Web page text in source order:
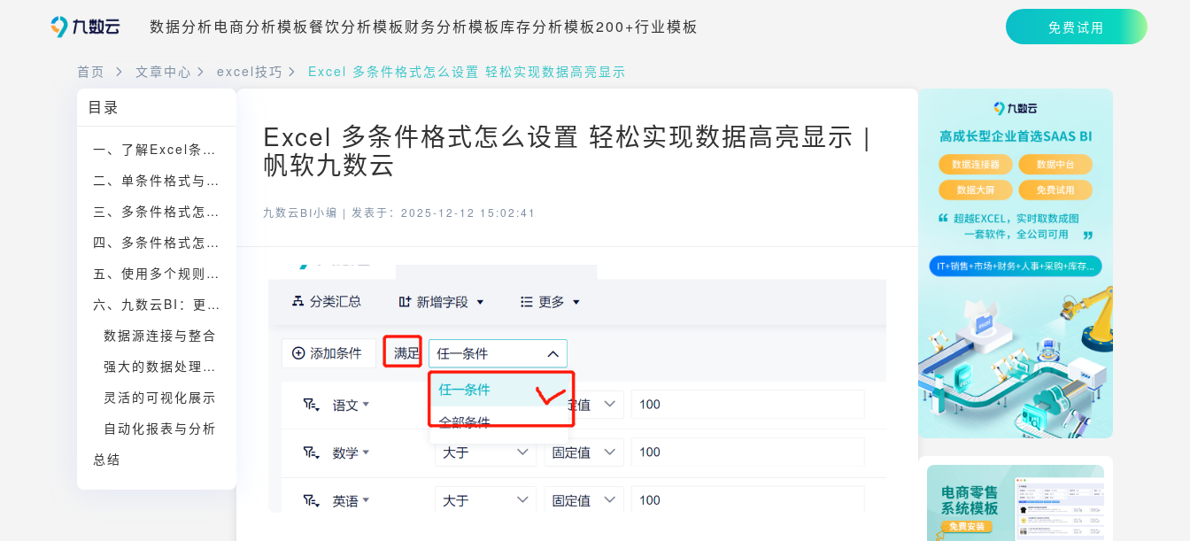
数据分析电商分析模板餐饮分析模板财务分析模板库存分析模板200+行业模板 免费试用
首页 文章中心 excel技巧 Excel 多条件格式怎么设置 轻松实现数据高亮显示
目录
一、了解Excel条件格式
二、单条件格式与多条件格式的区别
三、多条件格式怎么设置之AND用法
四、多条件格式怎么设置之OR用法
五、使用多个规则实现多条件格式怎么设置
六、九数云BI：更强大的数据分析工具
数据源连接与整合
强大的数据处理能力
灵活的可视化展示
自动化报表与分析
总结
Excel 多条件格式怎么设置 轻松实现数据高亮显示 |
帆软九数云
九数云BI小编 | 发表于：2025-12-12 15:02:41